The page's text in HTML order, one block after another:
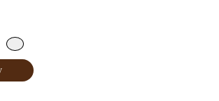
tætvævet GOTS certificeret bomuld.
filt, beregnet til masker.